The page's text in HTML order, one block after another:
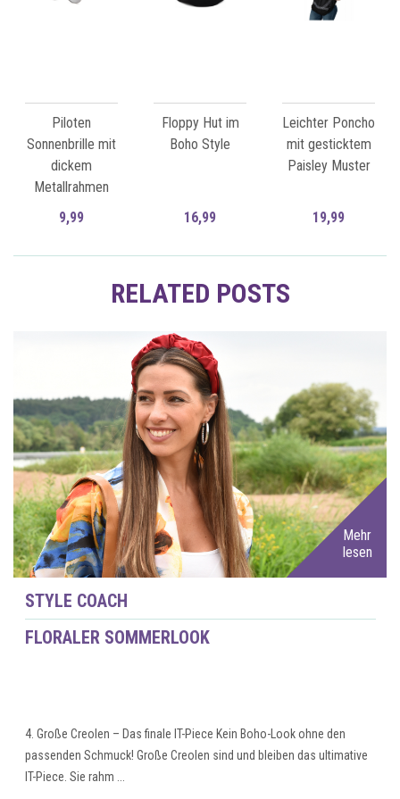
Piloten
Sonnenbrille mit
dickem
Metallrahmen
9,99
Floppy Hut im
Boho Style
16,99
Leichter Poncho
mit gesticktem
Paisley Muster
19,99
RELATED POSTS
Mehr
lesen
STYLE COACH
FLORALER SOMMERLOOK
4. Große Creolen – Das finale IT-Piece Kein Boho-Look ohne den
passenden Schmuck! Große Creolen sind und bleiben das ultimative
IT-Piece. Sie rahm ...